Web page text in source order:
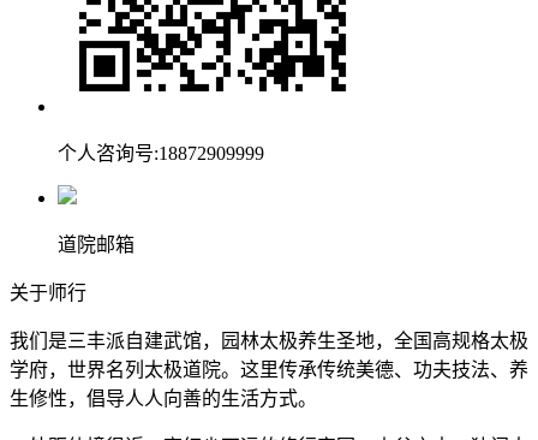
个人咨询号:18872909999
道院邮箱
关于师行
我们是三丰派自建武馆，园林太极养生圣地，全国高规格太极
学府，世界名列太极道院。这里传承传统美德、功夫技法、养
生修性，倡导人人向善的生活方式。